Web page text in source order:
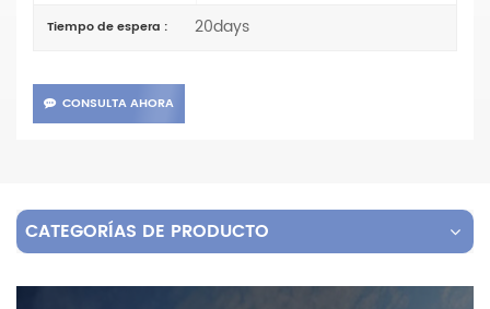
Tiempo de espera : 20days
CONSULTA AHORA
CATEGORÍAS DE PRODUCTO